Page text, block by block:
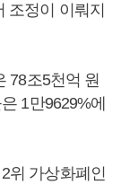
조정이 이뤄지
78조5천억 원
1만9629%에
위 가상화폐인